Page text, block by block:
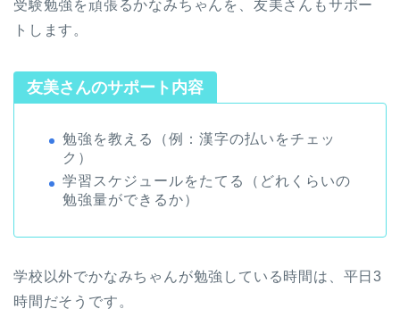
受験勉強を頑張るかなみちゃんを、友美さんもサポー
トします。
友美さんのサポート内容
勉強を教える（例：漢字の払いをチェッ
ク）
学習スケジュールをたてる（どれくらいの
勉強量ができるか）
学校以外でかなみちゃんが勉強している時間は、平日3
時間だそうです。